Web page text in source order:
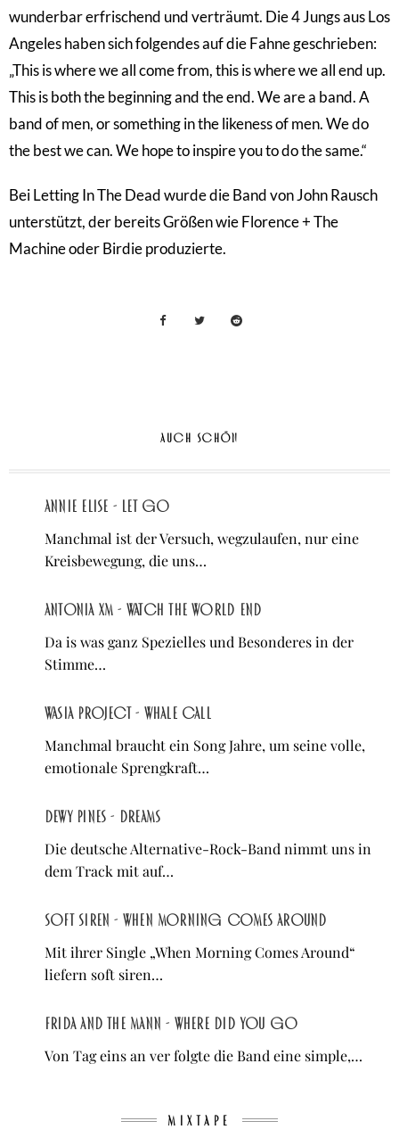
wunderbar erfrischend und verträumt. Die 4 Jungs aus Los
Angeles haben sich folgendes auf die Fahne geschrieben:
„This is where we all come from, this is where we all end up.
This is both the beginning and the end. We are a band. A
band of men, or something in the likeness of men. We do
the best we can. We hope to inspire you to do the same.“
Bei Letting In The Dead wurde die Band von John Rausch
unterstützt, der bereits Größen wie Florence + The
Machine oder Birdie produzierte.
AUCH SCHÖN
Annie Elise - let go
Manchmal ist der Versuch, wegzulaufen, nur eine
Kreisbewegung, die uns…
Antonia XM - Watch the world end
Da is was ganz Spezielles und Besonderes in der
Stimme…
Wasia Project - Whale Call
Manchmal braucht ein Song Jahre, um seine volle,
emotionale Sprengkraft…
Dewy Pines - Dreams
Die deutsche Alternative-Rock-Band nimmt uns in
dem Track mit auf…
soft siren - When Morning Comes Around
Mit ihrer Single „When Morning Comes Around“
liefern soft siren…
Frida and The Mann - Where Did You Go
Von Tag eins an ver folgte die Band eine simple,…
MIXTAPE